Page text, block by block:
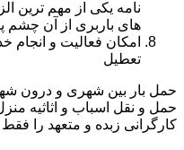
نامه یکی از مهم ترین
های باربری از آن چشم
تعطیل
حمل بار بین شهری و درون
حمل و نقل اسباب و اثاثیه
کارگرانی زبده و متعهد را فقط